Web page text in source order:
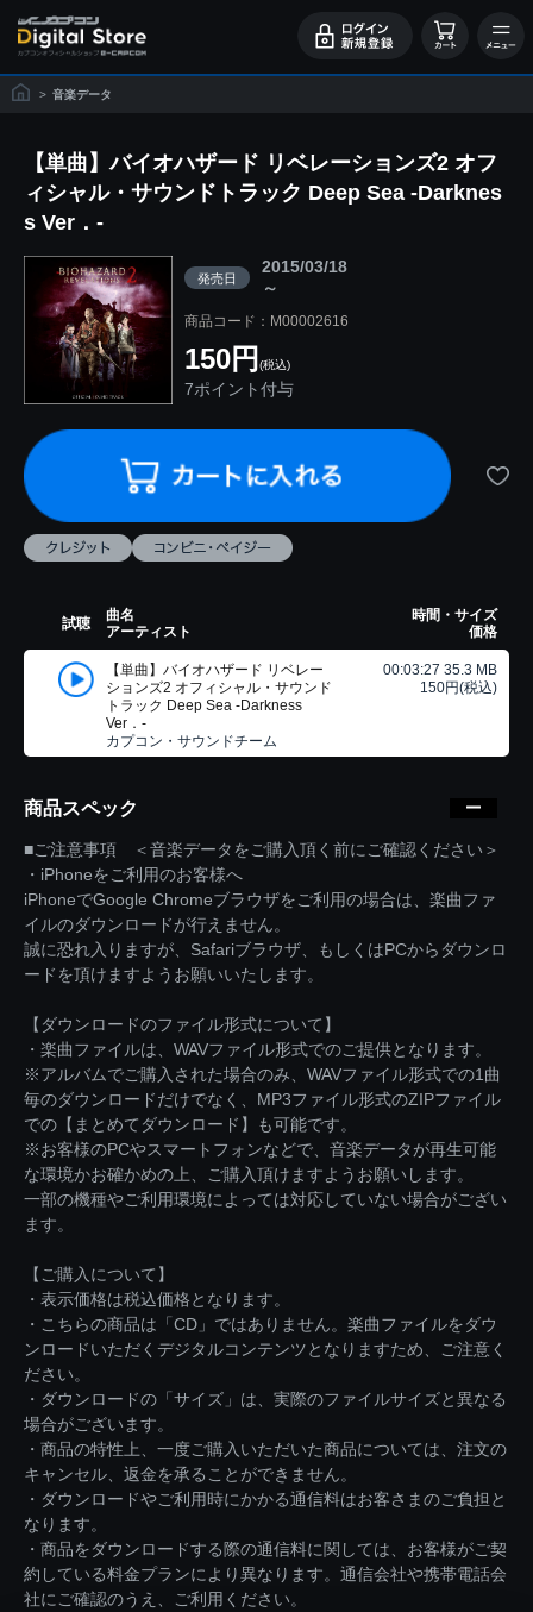
> 音楽データ
【単曲】バイオハザード リベレーションズ2 オフ
ィシャル・サウンドトラック Deep Sea -Darknes
s Ver．-
発売日
2015/03/18
～
商品コード：M00002616
150円 (税込)
7ポイント付与
試聴
曲名
アーティスト
時間・サイズ
価格
【単曲】バイオハザード リベレー
ションズ2 オフィシャル・サウンド
トラック Deep Sea -Darkness
Ver．-
カプコン・サウンドチーム
00:03:27 35.3 MB
150円(税込)
商品スペック
■ご注意事項 ＜音楽データをご購入頂く前にご確認ください＞
・iPhoneをご利用のお客様へ
iPhoneでGoogle Chromeブラウザをご利用の場合は、楽曲ファ
イルのダウンロードが行えません。
誠に恐れ入りますが、Safariブラウザ、もしくはPCからダウンロ
ードを頂けますようお願いいたします。
【ダウンロードのファイル形式について】
・楽曲ファイルは、WAVファイル形式でのご提供となります。
※アルバムでご購入された場合のみ、WAVファイル形式での1曲
毎のダウンロードだけでなく、MP3ファイル形式のZIPファイル
での【まとめてダウンロード】も可能です。
※お客様のPCやスマートフォンなどで、音楽データが再生可能
な環境かお確かめの上、ご購入頂けますようお願いします。
一部の機種やご利用環境によっては対応していない場合がござい
ます。
【ご購入について】
・表示価格は税込価格となります。
・こちらの商品は「CD」ではありません。楽曲ファイルをダウ
ンロードいただくデジタルコンテンツとなりますため、ご注意く
ださい。
・ダウンロードの「サイズ」は、実際のファイルサイズと異なる
場合がございます。
・商品の特性上、一度ご購入いただいた商品については、注文の
キャンセル、返金を承ることができません。
・ダウンロードやご利用時にかかる通信料はお客さまのご負担と
なります。
・商品をダウンロードする際の通信料に関しては、お客様がご契
約している料金プランにより異なります。通信会社や携帯電話会
社にご確認のうえ、ご利用ください。